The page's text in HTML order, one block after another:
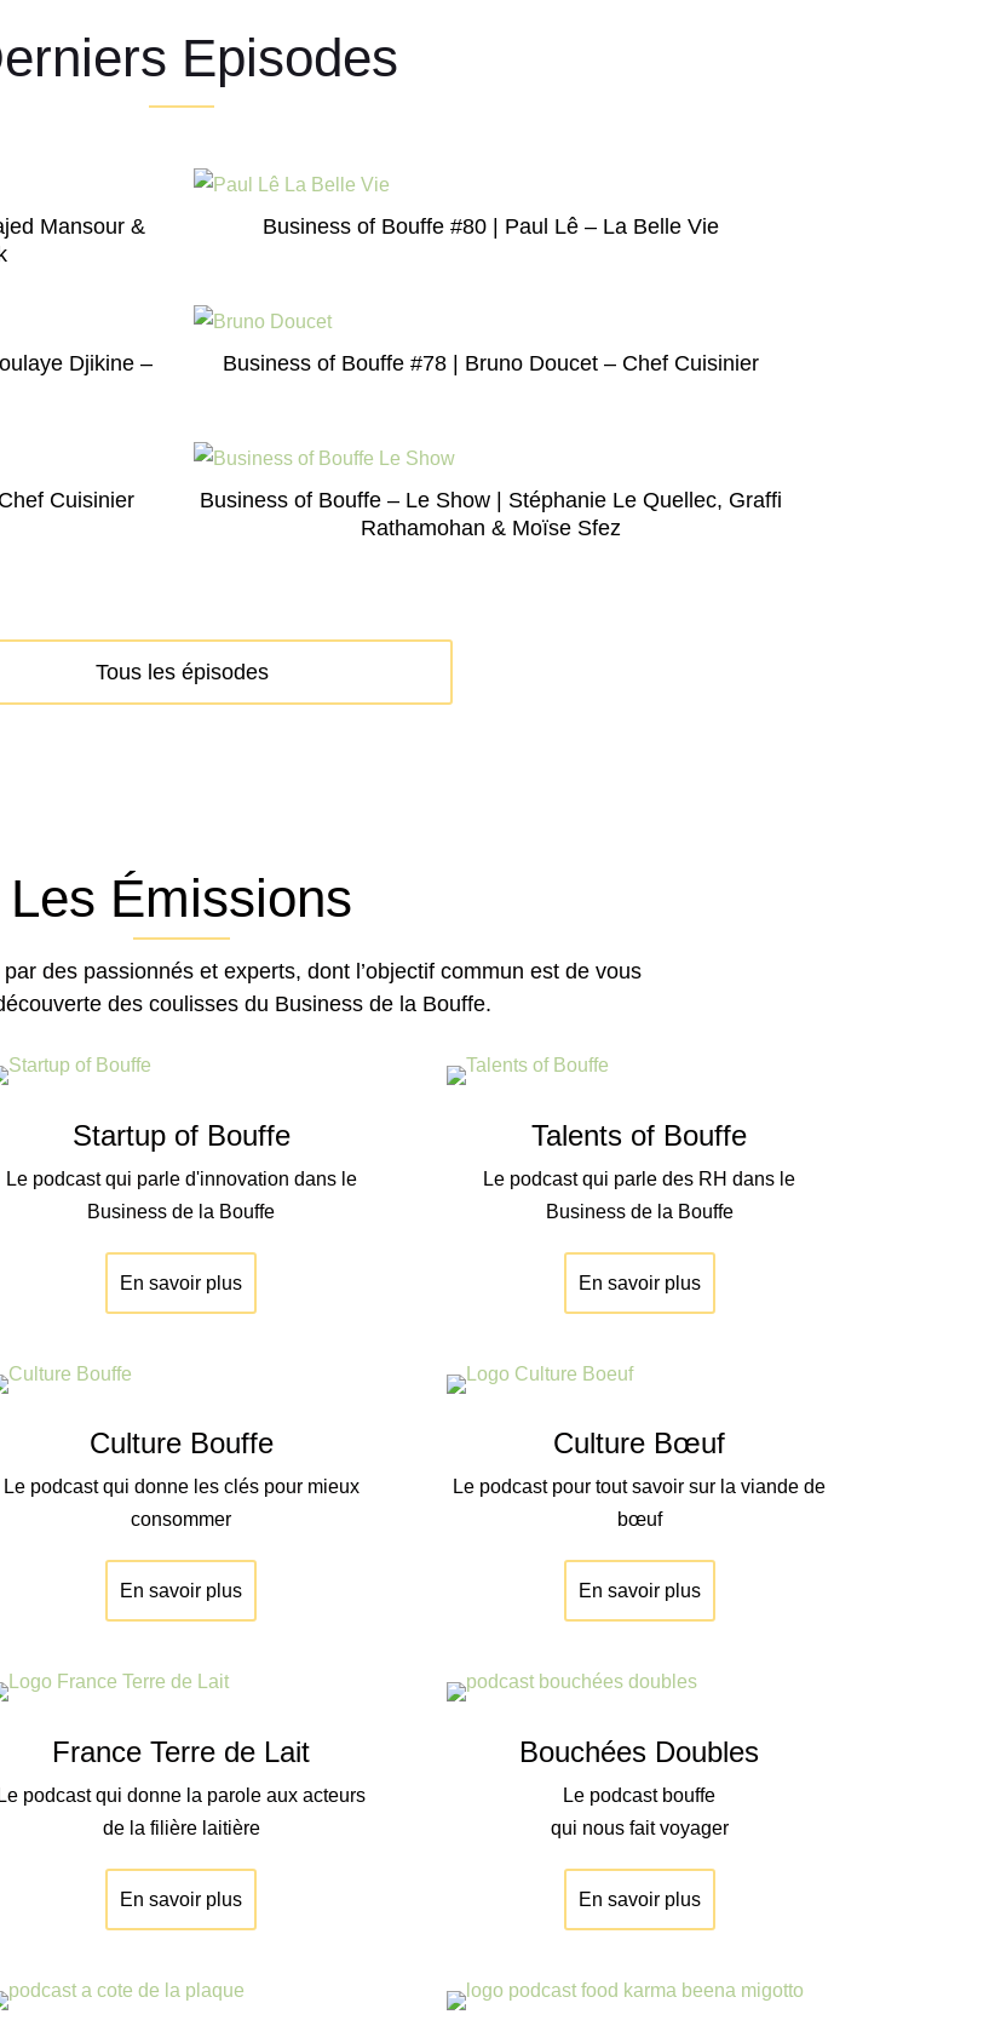
Episodes
Mansour &
Business of Bouffe #80 | Paul Lê – La Belle Vie
Djikine –
Business of Bouffe #78 | Bruno Doucet – Chef Cuisinier
Cuisinier
Business of Bouffe – Le Show | Stéphanie Le Quellec, Graffi
Rathamohan & Moïse Sfez
Tous les épisodes
Les Émissions
des passionnés et experts, dont l’objectif commun est de vous
des coulisses du Business de la Bouffe.
Startup of Bouffe
Le podcast qui parle d'innovation dans le
Business de la Bouffe
En savoir plus
Talents of Bouffe
Le podcast qui parle des RH dans le
Business de la Bouffe
En savoir plus
Culture Bouffe
Le podcast qui donne les clés pour mieux
consommer
En savoir plus
Culture Bœuf
Le podcast pour tout savoir sur la viande de
bœuf
En savoir plus
France Terre de Lait
Le podcast qui donne la parole aux acteurs
de la filière laitière
En savoir plus
Bouchées Doubles
Le podcast bouffe
qui nous fait voyager
En savoir plus